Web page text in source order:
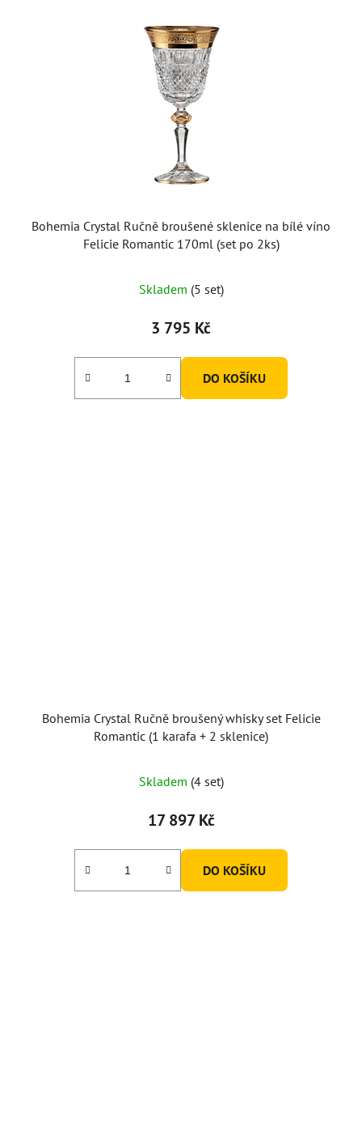
Bohemia Crystal Ručně broušené sklenice na bílé víno
Felicie Romantic 170ml (set po 2ks)
Skladem (5 set)
3 795 Kč
DO KOŠÍKU
Bohemia Crystal Ručně broušený whisky set Felicie
Romantic (1 karafa + 2 sklenice)
Skladem (4 set)
17 897 Kč
DO KOŠÍKU